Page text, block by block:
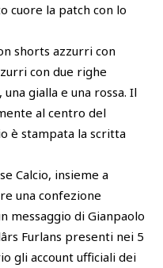
cuore la patch con lo
shorts azzurri con
con due righe
gialla e una rossa. Il
al centro del
è stampata la scritta
Calcio, insieme a
una confezione
messaggio di Gianpaolo
Furlans presenti nei 5
gli account ufficiali dei